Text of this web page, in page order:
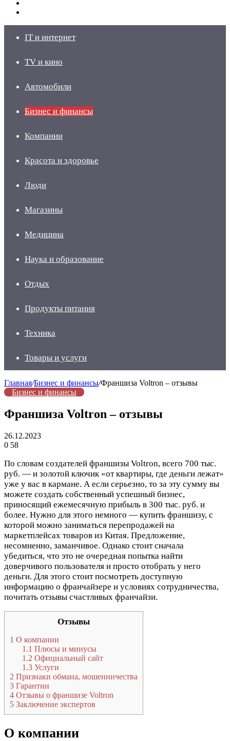
IT и интернет
TV и кино
Автомобили
Бизнес и финансы
Компании
Красота и здоровье
Люди
Магазины
Медицина
Наука и образование
Отдых
Продукты питания
Техника
Товары и услуги
Главная/Бизнес и финансы/Франшиза Voltron – отзывы
Бизнес и финансы
Франшиза Voltron – отзывы
26.12.2023
0 58
По словам создателей франшизы Voltron, всего 700 тыс.
руб. — и золотой ключик «от квартиры, где деньги лежат»
уже у вас в кармане. А если серьезно, то за эту сумму вы
можете создать собственный успешный бизнес,
приносящий ежемесячную прибыль в 300 тыс. руб. и
более. Нужно для этого немного — купить франшизу, с
которой можно заниматься перепродажей на
маркетплейсах товаров из Китая. Предложение,
несомненно, заманчивое. Однако стоит сначала
убедиться, что это не очередная попытка найти
доверчивого пользователя и просто отобрать у него
деньги. Для этого стоит посмотреть доступную
информацию о франчайзере и условиях сотрудничества,
почитать отзывы счастливых франчайзи.
Отзывы
1 О компании
1.1 Плюсы и минусы
1.2 Официальный сайт
1.3 Услуги
2 Признаки обмана, мошенничества
3 Гарантии
4 Отзывы о франшизе Voltron
5 Заключение экспертов
О компании